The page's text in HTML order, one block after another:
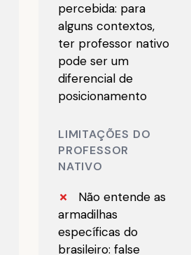
percebida: para
alguns contextos,
ter professor nativo
pode ser um
diferencial de
posicionamento
LIMITAÇÕES DO
PROFESSOR
NATIVO
✗
Não entende as
armadilhas
específicas do
brasileiro: false